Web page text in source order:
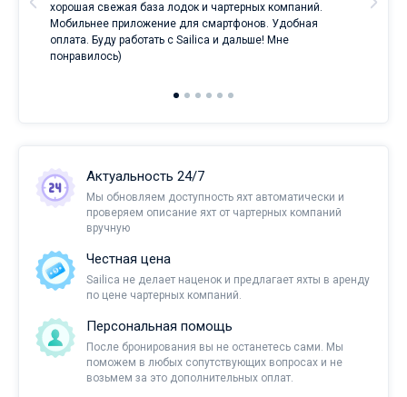
хорошая свежая база лодок и чартерных компаний.
Мобильнее приложение для смартфонов. Удобная
оплата. Буду работать с Sailica и дальше! Мне
понравилось)
Актуальность 24/7
Мы обновляем доступность яхт автоматически и
проверяем описание яхт от чартерных компаний
вручную
Честная цена
Sailica не делает наценок и предлагает яхты в аренду
по цене чартерных компаний.
Персональная помощь
После бронирования вы не останетесь сами. Мы
поможем в любых сопутствующих вопросах и не
возьмем за это дополнительных оплат.